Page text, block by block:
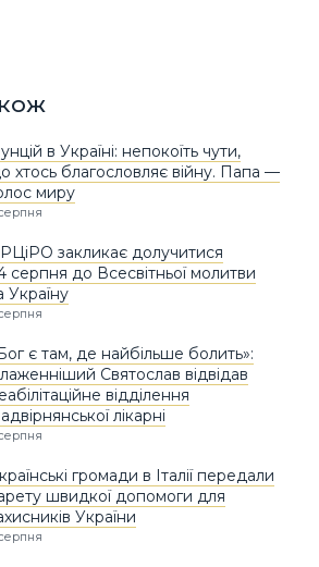
в Україні: непокоїть чути,
хтось благословляє війну. Папа —
миру
закликає долучитися
серпня до Всесвітньої молитви
Україну
є там, де найбільше болить»:
Святослав відвідав
відділення
лікарні
громади в Італії передали
швидкої допомоги для
України